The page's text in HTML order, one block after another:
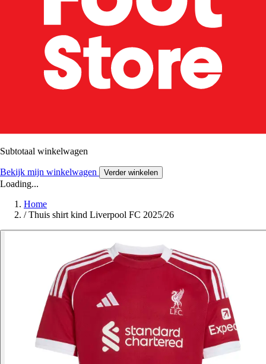
Subtotaal winkelwagen
Bekijk mijn winkelwagen Verder winkelen
Loading...
Home
/ Thuis shirt kind Liverpool FC 2025/26